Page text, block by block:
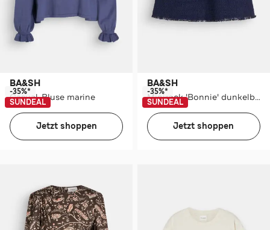
BA&SH
Casual-Bluse marine
-35%*
SUNDEAL
Jetzt shoppen
BA&SH
Minirock 'Bonnie' dunkelblau
-35%*
SUNDEAL
Jetzt shoppen